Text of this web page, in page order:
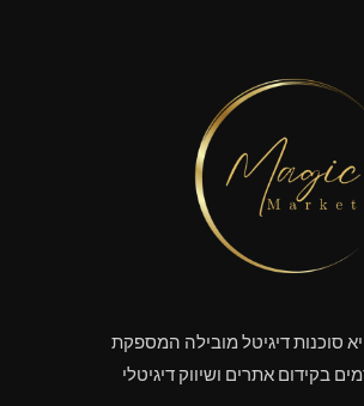
סוכנות דיגיטל מובילה המספקת
בקידום אתרים ושיווק דיגיטלי